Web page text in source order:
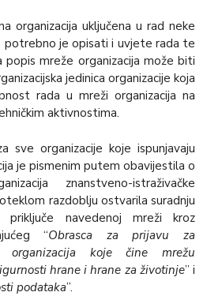
organizacija uključena u rad neke
potrebno je opisati i uvjete rada te
popis mreže organizacija može biti
jedinica organizacije koja
rada u mreži organizacija na
aktivnostima.
sve organizacije koje ispunjavaju
je pismenim putem obavijestila o
znanstveno-istraživačke
razdoblju ostvarila suradnju
navedenoj mreži kroz
“Obrasca za prijavu za
organizacija koje čine mrežu
hrane i hrane za životinje” i
podataka”.